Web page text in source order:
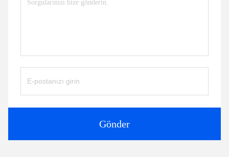
Gönder